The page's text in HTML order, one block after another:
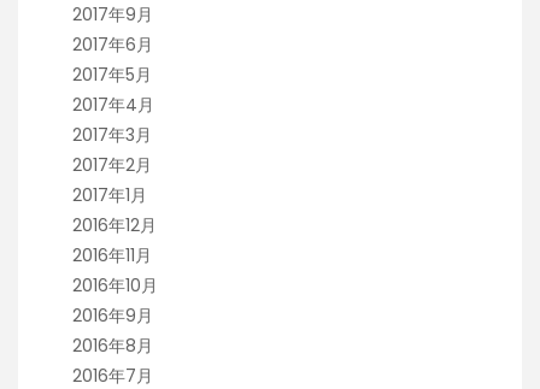
2017年9月
2017年6月
2017年5月
2017年4月
2017年3月
2017年2月
2017年1月
2016年12月
2016年11月
2016年10月
2016年9月
2016年8月
2016年7月